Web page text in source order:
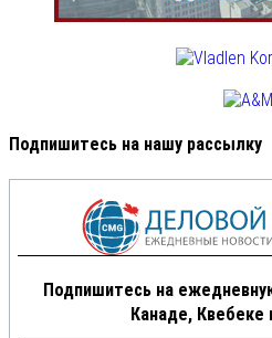
Подпишитесь на нашу рассылку
Подпишитесь на
Канаде, Квебеке